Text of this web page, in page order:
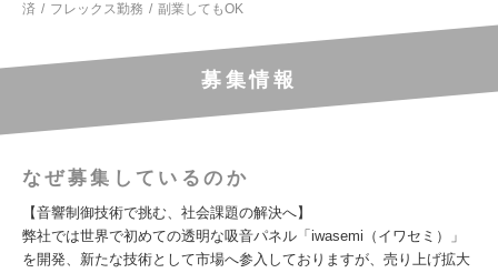
済
フレックス勤務 副業してもOK
募集情報
なぜ募集しているのか
【音響制御技術で挑む、社会課題の解決へ】
弊社では世界で初めての透明な吸音パネル「iwasemi（イワセミ）」
を開発、新たな技術として市場へ参入しておりますが、売り上げ拡大